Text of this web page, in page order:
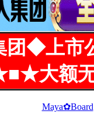
团◆上
大额
Maya✿Board